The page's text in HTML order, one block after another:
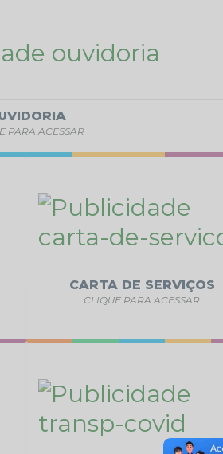
PARA ACESSAR
CARTA DE SERVIÇOS
CLIQUE PARA ACESSAR